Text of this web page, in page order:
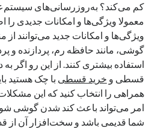
کم می‌کند؟ به‌روزرسانی‌های
معمولا ویژگی‌ها و امکانات جدیدی را
ویژگی‌ها و امکانات جدید می‌توانند
گوشی، مانند حافظه رم، پردازنده و
استفاده بیشتری کنند. از این رو اگر
قسطی و خرید قسطی با چک هستید
همراهی را انتخاب کنید که این
امر می‌تواند باعث کند شدن گوشی
شما قدیمی باشد و سخت‌افزار آن از